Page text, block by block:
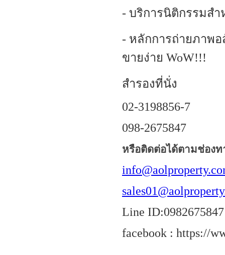
- บริการนิติกรรมส
- หลักการถ่ายภาพ
ขายง่าย WoW!!!
สำรองที่นั่ง
02-3198856-7
098-2675847
หรือติดต่อได้ตามช่องท
Line ID:0982675847
facebook : https://